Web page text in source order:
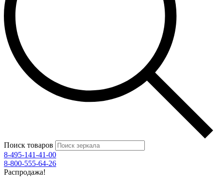
Поиск товаров
8-495-141-41-00
8-800-555-64-26
Распродажа!